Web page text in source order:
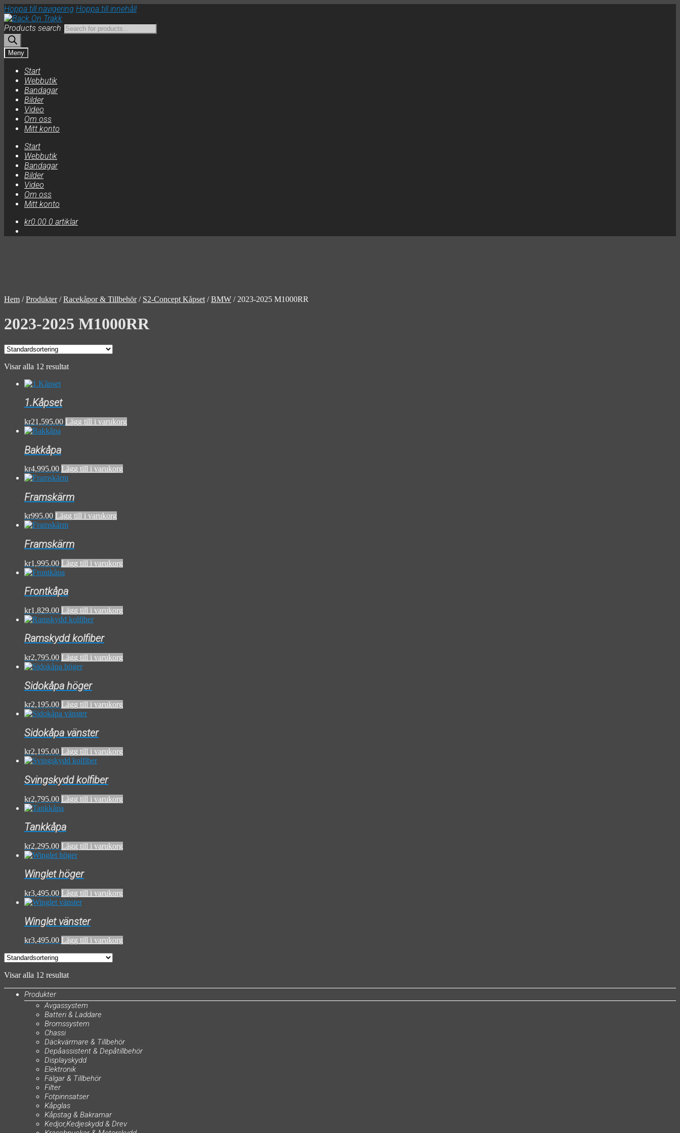
Hoppa till navigering Hoppa till innehåll
Products search
Meny
Start
Webbutik
Bandagar
Bilder
Video
Om oss
Mitt konto
Start
Webbutik
Bandagar
Bilder
Video
Om oss
Mitt konto
kr0.00 0 artiklar
Hem /Produkter/Racekåpor & Tillbehör/ S2-Concept Kåpset /BMW / 2023-2025 M1000RR
2023-2025 M1000RR
Visar alla 12 resultat
1.Kåpset
kr21,595.00 Lägg till i varukorg
Bakkåpa
kr4,995.00 Lägg till i varukorg
Framskärm
kr995.00 Lägg till i varukorg
Framskärm
kr1,995.00 Lägg till i varukorg
Frontkåpa
kr1,829.00 Lägg till i varukorg
Ramskydd kolfiber
kr2,795.00 Lägg till i varukorg
Sidokåpa höger
kr2,195.00 Lägg till i varukorg
Sidokåpa vänster
kr2,195.00 Lägg till i varukorg
Svingskydd kolfiber
kr2,795.00 Lägg till i varukorg
Tankkåpa
kr2,295.00 Lägg till i varukorg
Winglet höger
kr3,495.00 Lägg till i varukorg
Winglet vänster
kr3,495.00 Lägg till i varukorg
Visar alla 12 resultat
Produkter
Avgassystem
Batteri & Laddare
Bromssystem
Chassi
Däckvärmare & Tillbehör
Depåassistent & Depåtillbehör
Displayskydd
Elektronik
Fälgar & Tillbehör
Filter
Fotpinnsatser
Kåpglas
Kåpstag & Bakramar
Kedjor,Kedjeskydd & Drev